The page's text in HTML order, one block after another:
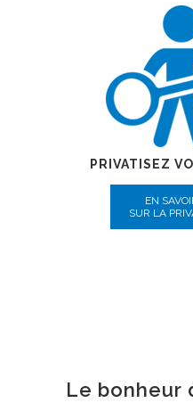
PRIVATISEZ
EN
SUR LA
Le bonheur